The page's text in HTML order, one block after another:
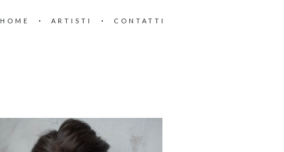
HOME ARTISTI CONTATTI